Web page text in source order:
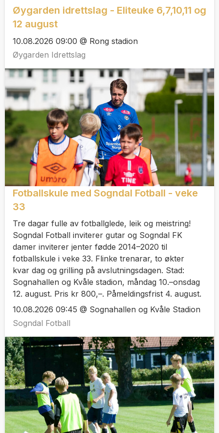
Øygarden idrettslag - Eliteuke 6,7,10,11 og
12 august
10.08.2026 09:00 @ Rong stadion
Øygarden Idrettslag
Fotballskule med Sogndal Fotball - veke
33
Tre dagar fulle av fotballglede, leik og meistring!
Sogndal Fotball inviterer gutar og Sogndal FK
damer inviterer jenter fødde 2014–2020 til
fotballskule i veke 33. Flinke trenarar, to økter
kvar dag og grilling på avslutningsdagen. Stad:
Sognahallen og Kvåle stadion, måndag 10.–onsdag
12. august. Pris kr 800,–. Påmeldingsfrist 4. august.
10.08.2026 09:45 @ Sognahallen og Kvåle Stadion
Sogndal Fotball